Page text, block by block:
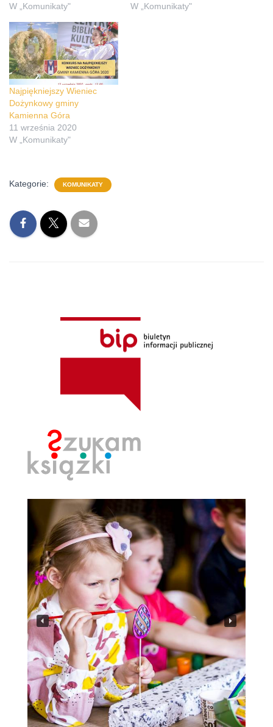
W „Komunikaty"
W „Komunikaty"
Najpiękniejszy Wieniec
Dożynkowy gminy
Kamienna Góra
11 września 2020
W „Komunikaty"
Kategorie: KOMUNIKATY